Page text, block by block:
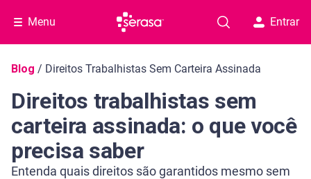
Menu Entrar
Navegação do blog
Blog / Direitos Trabalhistas Sem Carteira Assinada
Direitos trabalhistas sem
carteira assinada: o que você
precisa saber
Entenda quais direitos são garantidos mesmo sem